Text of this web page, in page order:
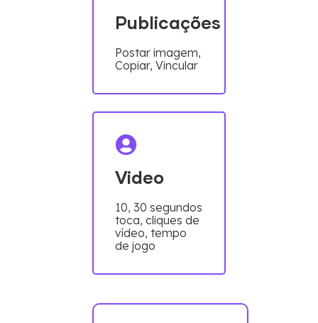
Publicações
Postar imagem,
Copiar, Vincular
Video
10, 30 segundos
toca, cliques de
vídeo, tempo
de jogo